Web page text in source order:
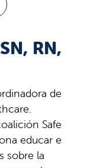
RN,
de
Safe
educar e
sobre la